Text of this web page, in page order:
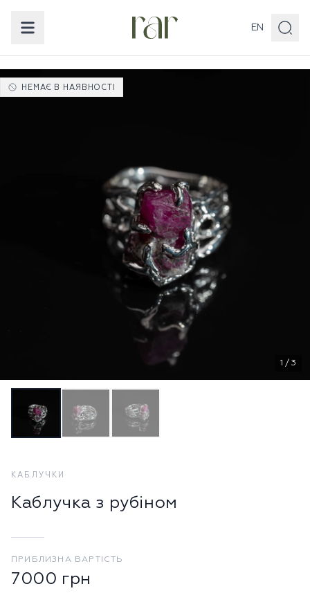
EN
НЕМАЄ В НАЯВНОСТІ
1 / 3
КАБЛУЧКИ
Каблучка з рубіном
ПРИБЛИЗНА ВАРТІСТЬ
7000 грн